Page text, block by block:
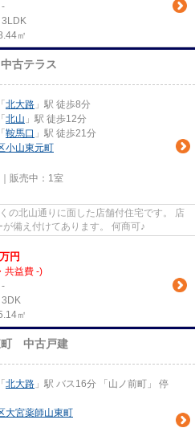
-
3LDK
㎡
古テラス
「 北大路 」駅 徒歩8分
「 北山 」駅 徒歩12分
「 鞍馬口 」駅 徒歩21分
小山東元町
販売中： 1室
の北山通りに面した店舗付住宅です。 店
備え付けてあります。 何商可♪
万円
共益費 -)
-
3DK
㎡
町 中古戸建
「 北大路 」駅 バス16分 「山ノ前町」 停
大宮薬師山東町